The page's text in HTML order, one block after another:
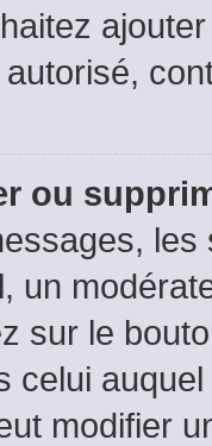
ou
un
sur le
celui
modifier